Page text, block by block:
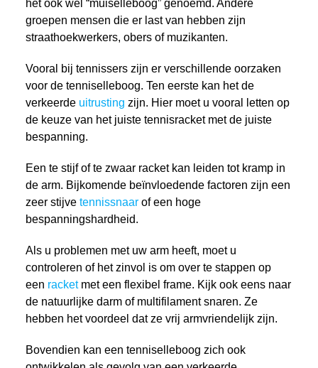
het ook wel “muiselleboog” genoemd. Andere
groepen mensen die er last van hebben zijn
straathoekwerkers, obers of muzikanten.
Vooral bij tennissers zijn er verschillende oorzaken
voor de tenniselleboog. Ten eerste kan het de
verkeerde uitrusting zijn. Hier moet u vooral letten op
de keuze van het juiste tennisracket met de juiste
bespanning.
Een te stijf of te zwaar racket kan leiden tot kramp in
de arm. Bijkomende beïnvloedende factoren zijn een
zeer stijve tennissnaarof een hoge
bespanningshardheid.
Als u problemen met uw arm heeft, moet u
controleren of het zinvol is om over te stappen op
een racketmet een flexibel frame. Kijk ook eens naar
de natuurlijke darm of multifilament snaren. Ze
hebben het voordeel dat ze vrij armvriendelijk zijn.
Bovendien kan een tenniselleboog zich ook